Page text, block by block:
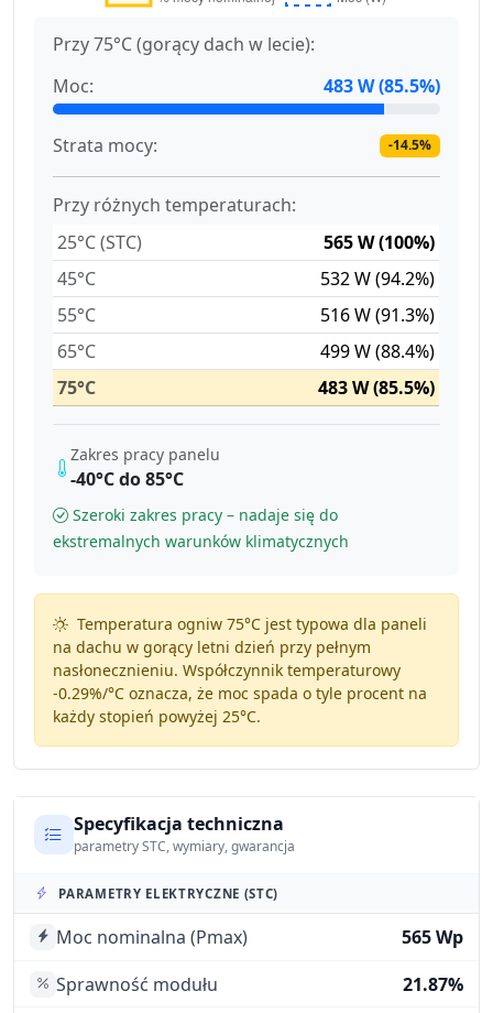
Przy 75°C (gorący dach w lecie):
Moc:
483 W (85.5%)
Strata mocy: -14.5%
Przy różnych temperaturach:
25°C (STC)
565 W (100%)
45°C
532 W (94.2%)
55°C
516 W (91.3%)
65°C
499 W (88.4%)
75°C
483 W (85.5%)
Zakres pracy panelu
-40°C do 85°C
Szeroki zakres pracy – nadaje się do
ekstremalnych warunków klimatycznych
Temperatura ogniw 75°C jest typowa dla paneli
na dachu w gorący letni dzień przy pełnym
nasłonecznieniu. Współczynnik temperaturowy
-0.29%/°Coznacza, że moc spada o tyle procent na
każdy stopień powyżej 25°C.
Specyfikacja techniczna
parametry STC, wymiary, gwarancja
PARAMETRY ELEKTRYCZNE (STC)
Moc nominalna (Pmax)
565 Wp
Sprawność modułu
21.87%